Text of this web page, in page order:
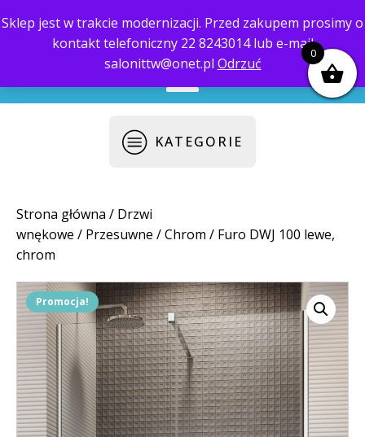
Sklep jest w trakcie modernizacji. Przed zakupem prosimy o
kontakt telefoniczny 22 8243014 lub e-mail
salonittw@onet.pl Odrzuć
biuro@saloni.pl 22 559-10-50
KATEGORIE
Strona główna / Drzwi
wnękowe / Przesuwne /Chrom / Furo DWJ 100 lewe,
chrom
Promocja!
0